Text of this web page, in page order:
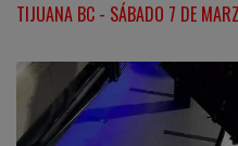
TIJUANA BC - SÁBADO 7 DE